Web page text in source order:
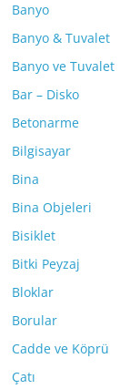
Banyo
Banyo & Tuvalet
Banyo ve Tuvalet
Bar – Disko
Betonarme
Bilgisayar
Bina
Bina Objeleri
Bisiklet
Bitki Peyzaj
Bloklar
Borular
Cadde ve Köprü
Çatı